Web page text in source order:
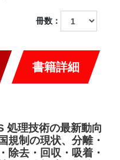
冊数：
書籍詳細
処理技術の最新動向
規制の現状、分離・
除去・回収・吸着・